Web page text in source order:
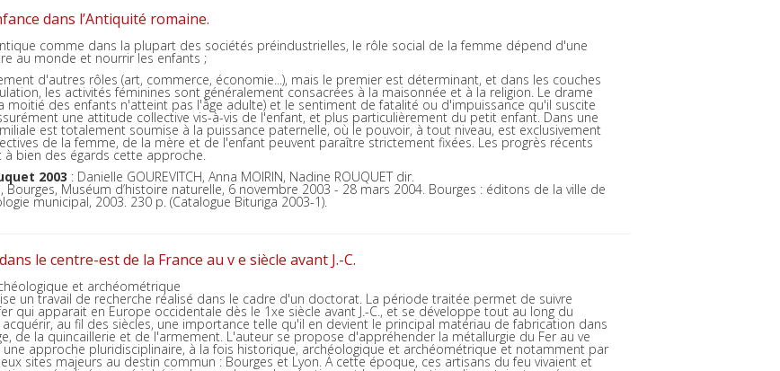
dans l’Antiquité romaine.
comme dans la plupart des sociétés préindustrielles, le rôle social de la femme dépend d'une
au monde et nourrir les enfants ;
d'autres rôles (art, commerce, économie...), mais le premier est déterminant, et dans les couches
les activités féminines sont généralement consacrées à la maisonnée et à la religion. Le drame
moitié des enfants n'atteint pas l'âge adulte) et le sentiment de fatalité ou d'impuissance qu'il suscite
une attitude collective vis-à-vis de l'enfant, et plus particulièrement du petit enfant. Dans une
est totalement soumise à la puissance paternelle, où le pouvoir, à tout niveau, est exclusivement
de la femme, de la mère et de l'enfant peuvent paraître strictement fixées. Les progrès récents
à bien des égards cette approche.
2003 : Danielle GOUREVITCH, Anna MOIRIN, Nadine ROUQUET dir.
Bourges, Muséum d’histoire naturelle, 6 novembre 2003 - 28 mars 2004. Bourges : éditons de la ville de
municipal, 2003. 230 p. (Catalogue Bituriga 2003-1).
le centre-est de la France au v e siècle avant J.-C.
et archéométrique
un travail de recherche réalisé dans le cadre d'un doctorat. La période traitée permet de suivre
qui apparait en Europe occidentale dès le 1xe siècle avant J.-C., et se développe tout au long du
au fil des siècles, une importance telle qu'il en devient le principal matériau de fabrication dans
de la quincaillerie et de l'armement. L'auteur se propose d'appréhender la métallurgie du Fer au ve
une approche pluridisciplinaire, à la fois historique, archéologique et archéométrique et notamment par
sites majeurs au destin commun : Bourges et Lyon. À cette époque, ces artisans du feu vivaient et